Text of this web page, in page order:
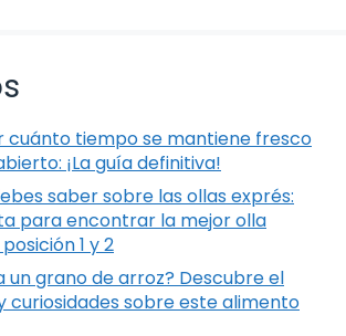
cuánto tiempo se mantiene fresco
¡La guía definitiva!
saber sobre las ollas exprés:
para encontrar la mejor olla
1 y 2
un grano de arroz? Descubre el
curiosidades sobre este alimento